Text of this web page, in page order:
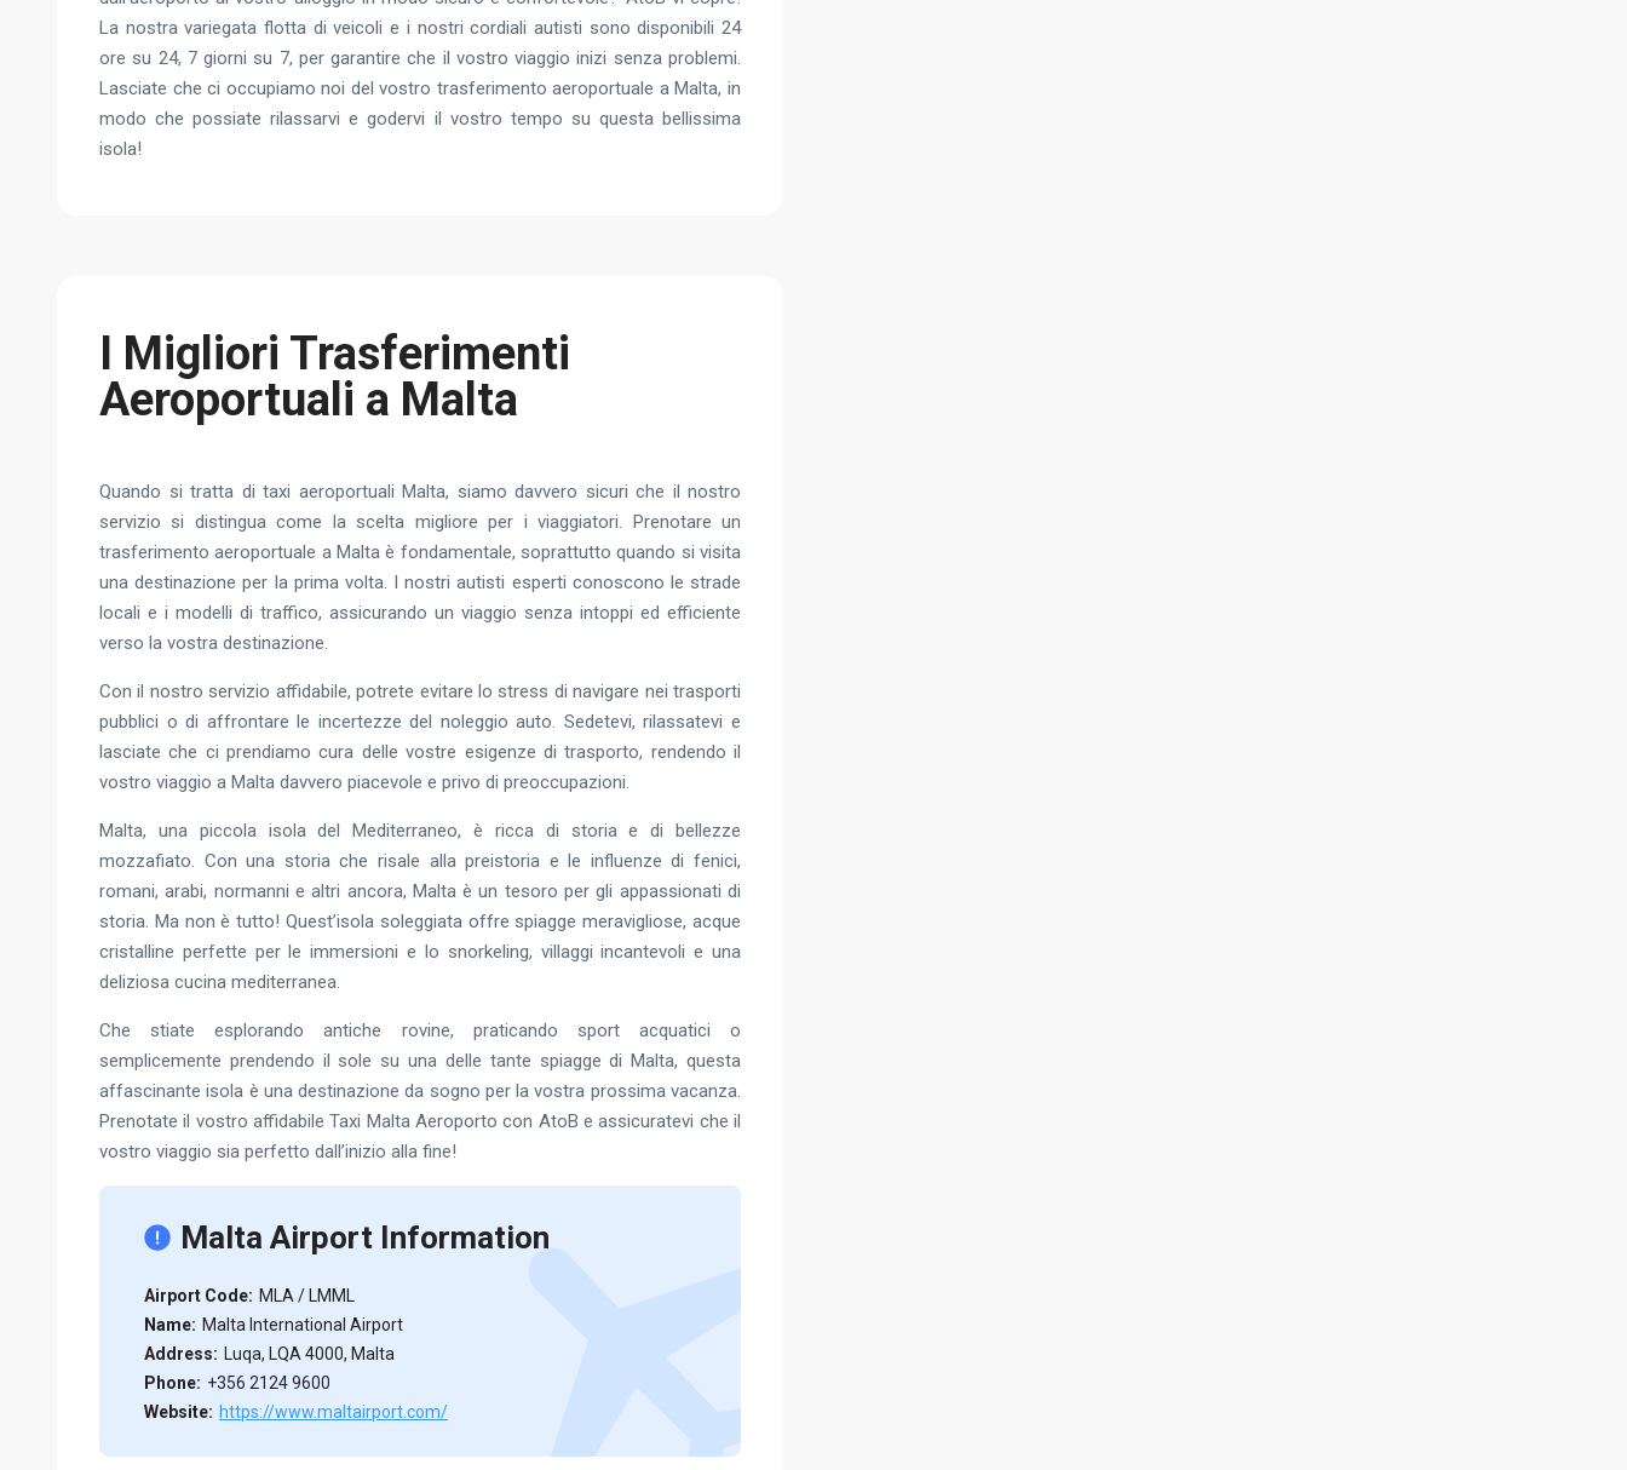
La nostra variegata flotta di veicoli e i nostri cordiali autisti sono disponibili 24
ore su 24, 7 giorni su 7, per garantire che il vostro viaggio inizi senza problemi.
Lasciate che ci occupiamo noi del vostro trasferimento aeroportuale a Malta, in
modo che possiate rilassarvi e godervi il vostro tempo su questa bellissima
isola!
I Migliori Trasferimenti
Aeroportuali a Malta
Quando si tratta di taxi aeroportuali Malta, siamo davvero sicuri che il nostro
servizio si distingua come la scelta migliore per i viaggiatori. Prenotare un
trasferimento aeroportuale a Malta è fondamentale, soprattutto quando si visita
una destinazione per la prima volta. I nostri autisti esperti conoscono le strade
locali e i modelli di traffico, assicurando un viaggio senza intoppi ed efficiente
verso la vostra destinazione.
Con il nostro servizio affidabile, potrete evitare lo stress di navigare nei trasporti
pubblici o di affrontare le incertezze del noleggio auto. Sedetevi, rilassatevi e
lasciate che ci prendiamo cura delle vostre esigenze di trasporto, rendendo il
vostro viaggio a Malta davvero piacevole e privo di preoccupazioni.
Malta, una piccola isola del Mediterraneo, è ricca di storia e di bellezze
mozzafiato. Con una storia che risale alla preistoria e le influenze di fenici,
romani, arabi, normanni e altri ancora, Malta è un tesoro per gli appassionati di
storia. Ma non è tutto! Quest’isola soleggiata offre spiagge meravigliose, acque
cristalline perfette per le immersioni e lo snorkeling, villaggi incantevoli e una
deliziosa cucina mediterranea.
Che stiate esplorando antiche rovine, praticando sport acquatici o
semplicemente prendendo il sole su una delle tante spiagge di Malta, questa
affascinante isola è una destinazione da sogno per la vostra prossima vacanza.
Prenotate il vostro affidabile Taxi Malta Aeroporto con AtoB e assicuratevi che il
vostro viaggio sia perfetto dall’inizio alla fine!
Malta Airport Information
Airport Code: MLA / LMML
Name: Malta International Airport
Address: Luqa, LQA 4000, Malta
Phone: +356 2124 9600
Website: https://www.maltairport.com/